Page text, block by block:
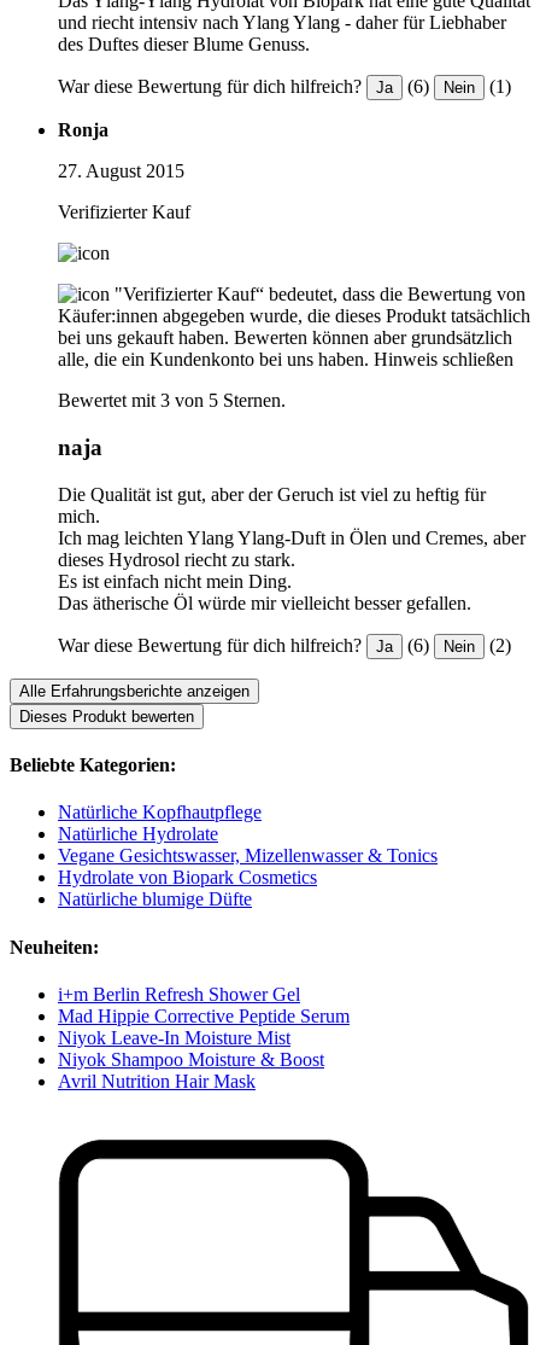
und riecht intensiv nach Ylang Ylang - daher für Liebhaber
des Duftes dieser Blume Genuss.
War diese Bewertung für dich hilfreich? Ja (6) Nein (1)
Ronja
27. August 2015
Verifizierter Kauf
"Verifizierter Kauf“ bedeutet, dass die Bewertung von
Käufer:innen abgegeben wurde, die dieses Produkt tatsächlich
bei uns gekauft haben. Bewerten können aber grundsätzlich
alle, die ein Kundenkonto bei uns haben. Hinweis schließen
Bewertet mit 3 von 5 Sternen.
naja
Die Qualität ist gut, aber der Geruch ist viel zu heftig für
mich.
Ich mag leichten Ylang Ylang-Duft in Ölen und Cremes, aber
dieses Hydrosol riecht zu stark.
Es ist einfach nicht mein Ding.
Das ätherische Öl würde mir vielleicht besser gefallen.
War diese Bewertung für dich hilfreich? Ja (6) Nein (2)
Alle Erfahrungsberichte anzeigen
Dieses Produkt bewerten
Beliebte Kategorien:
Natürliche Kopfhautpflege
Natürliche Hydrolate
Vegane Gesichtswasser, Mizellenwasser & Tonics
Hydrolate von Biopark Cosmetics
Natürliche blumige Düfte
Neuheiten:
i+m Berlin Refresh Shower Gel
Mad Hippie Corrective Peptide Serum
Niyok Leave-In Moisture Mist
Niyok Shampoo Moisture & Boost
Avril Nutrition Hair Mask